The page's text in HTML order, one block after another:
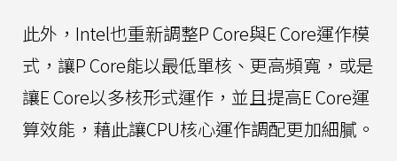
此外，Intel也重新調整P Core與E Core運作模
式，讓P Core能以最低單核、更高頻寬，或是
讓E Core以多核形式運作，並且提高E Core運
算效能，藉此讓CPU核心運作調配更加細膩。